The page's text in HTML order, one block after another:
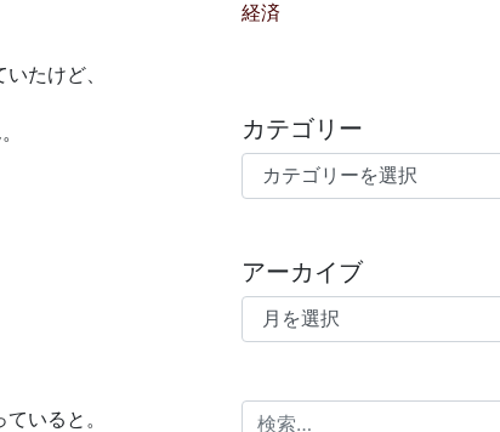
たけど、
いると。
経済
カテゴリー
カテゴリー
アーカイブ
アーカイブ
検索: